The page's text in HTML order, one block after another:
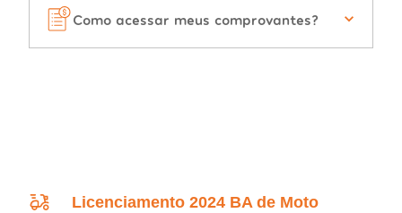
Como acessar meus comprovantes?
Licenciamento 2024 BA de Moto